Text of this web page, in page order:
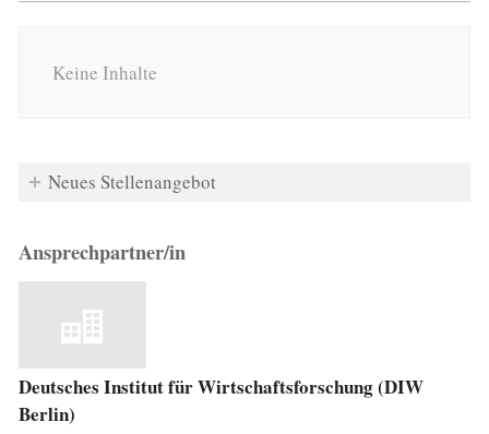
Keine Inhalte
Neues Stellenangebot
Ansprechpartner/in
Deutsches Institut für Wirtschaftsforschung (DIW
Berlin)